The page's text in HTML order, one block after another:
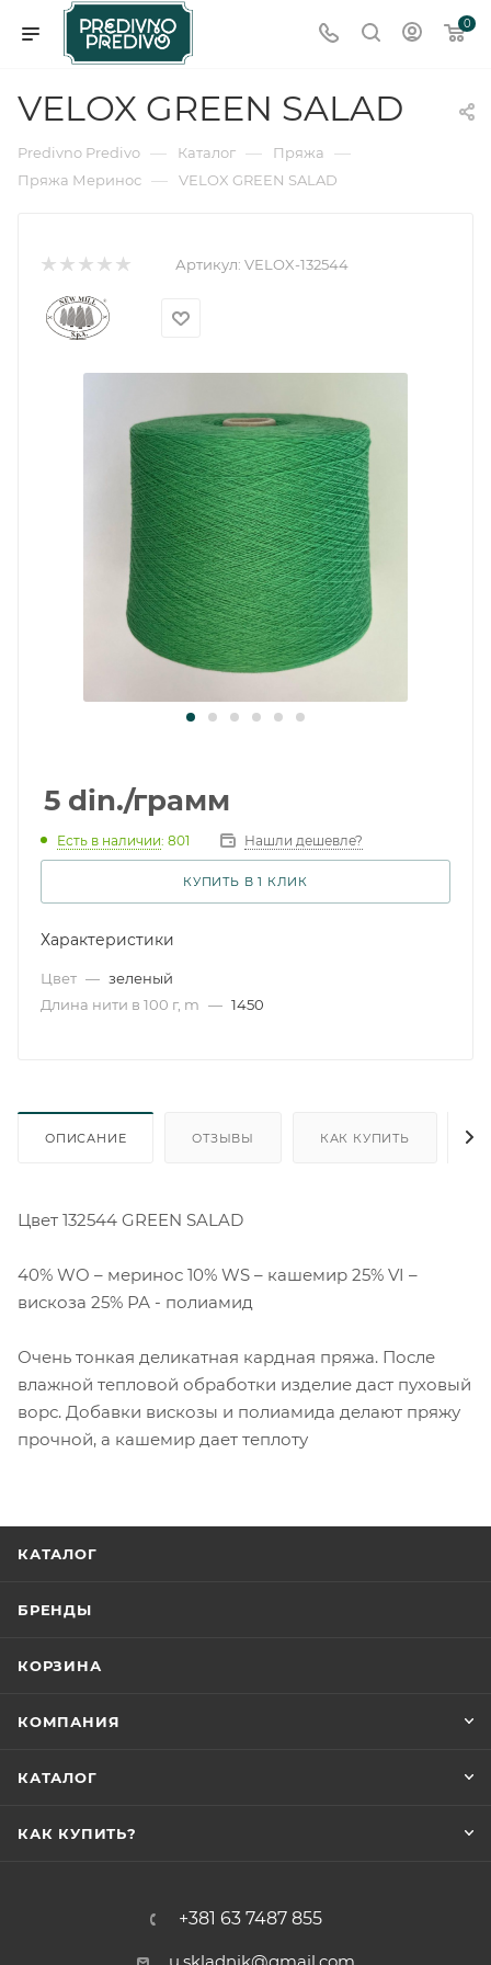
0
VELOX GREEN SALAD
Predivno Predivo — Каталог — Пряжа —
Пряжа Меринос — VELOX GREEN SALAD
Артикул: VELOX-132544
5 din./грамм
Есть в наличии: 801 Нашли дешевле?
КУПИТЬ В 1 КЛИК
Характеристики
Цвет — зеленый
Длина нити в 100 г, m — 1450
ОПИСАНИЕ ОТЗЫВЫ КАК КУПИТЬ
Цвет 132544 GREEN SALAD
40% WO – меринос 10% WS – кашемир 25% VI –
вискоза 25% РА - полиамид
Очень тонкая деликатная кардная пряжа. После
влажной тепловой обработки изделие даст пуховый
ворс. Добавки вискозы и полиамида делают пряжу
прочной, а кашемир дает теплоту
КАТАЛОГ
БРЕНДЫ
КОРЗИНА
КОМПАНИЯ
КАТАЛОГ
КАК КУПИТЬ?
+381 63 7487 855